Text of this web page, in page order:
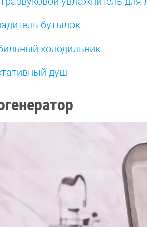
бутылок
холодильник
душ